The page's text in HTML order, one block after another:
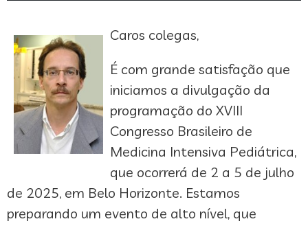
Caros colegas,
É com grande satisfação que
iniciamos a divulgação da
programação do XVIII
Congresso Brasileiro de
Medicina Intensiva Pediátrica,
que ocorrerá de 2 a 5 de julho
de 2025, em Belo Horizonte. Estamos
preparando um evento de alto nível, que